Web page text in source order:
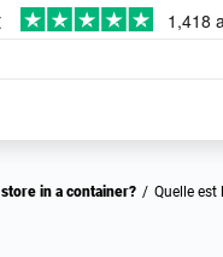
store in a container? / Quelle